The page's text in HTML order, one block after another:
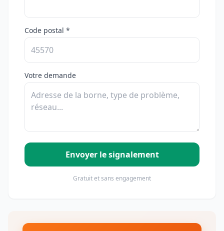
Code postal *
Votre demande
Envoyer le signalement
Gratuit et sans engagement